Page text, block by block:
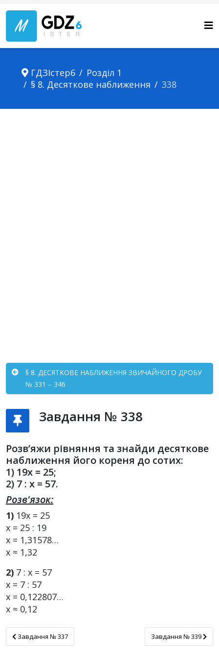
ГДЗІстер6
Розділ 1
§ 8. Десяткове наближення
338
§ 8. ДЕСЯТКОВЕ НАБЛИЖЕННЯ ЗВИЧАЙНОГО ДРОБУ
№ 331 – 346
Завдання № 338
Розв’яжи рівняння та знайди десяткове
наближення його кореня до сотих:
1) 19х = 25;
2) 7 : х = 57.
Розв'язок:
1) 19х = 25
х = 25 : 19
х = 1,31578…
х ≈ 1,32
2) 7 : х = 57
х = 7 : 57
х = 0,122807…
х ≈ 0,12
Завдання № 337
Завдання № 337 Завдання № 339
Завдання № 339